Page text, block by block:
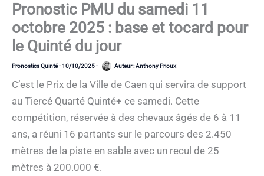
Pronostic PMU du samedi 11
octobre 2025 : base et tocard pour
le Quinté du jour
Pronostics Quinté-10/10/2025- Auteur :Anthony Prioux
C’est le Prix de la Ville de Caen qui servira de support
au Tiercé Quarté Quinté+ ce samedi. Cette
compétition, réservée à des chevaux âgés de 6 à 11
ans, a réuni 16 partants sur le parcours des 2.450
mètres de la piste en sable avec un recul de 25
mètres à 200.000 €.